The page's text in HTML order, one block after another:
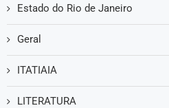
Estado do Rio de Janeiro
Geral
ITATIAIA
LITERATURA